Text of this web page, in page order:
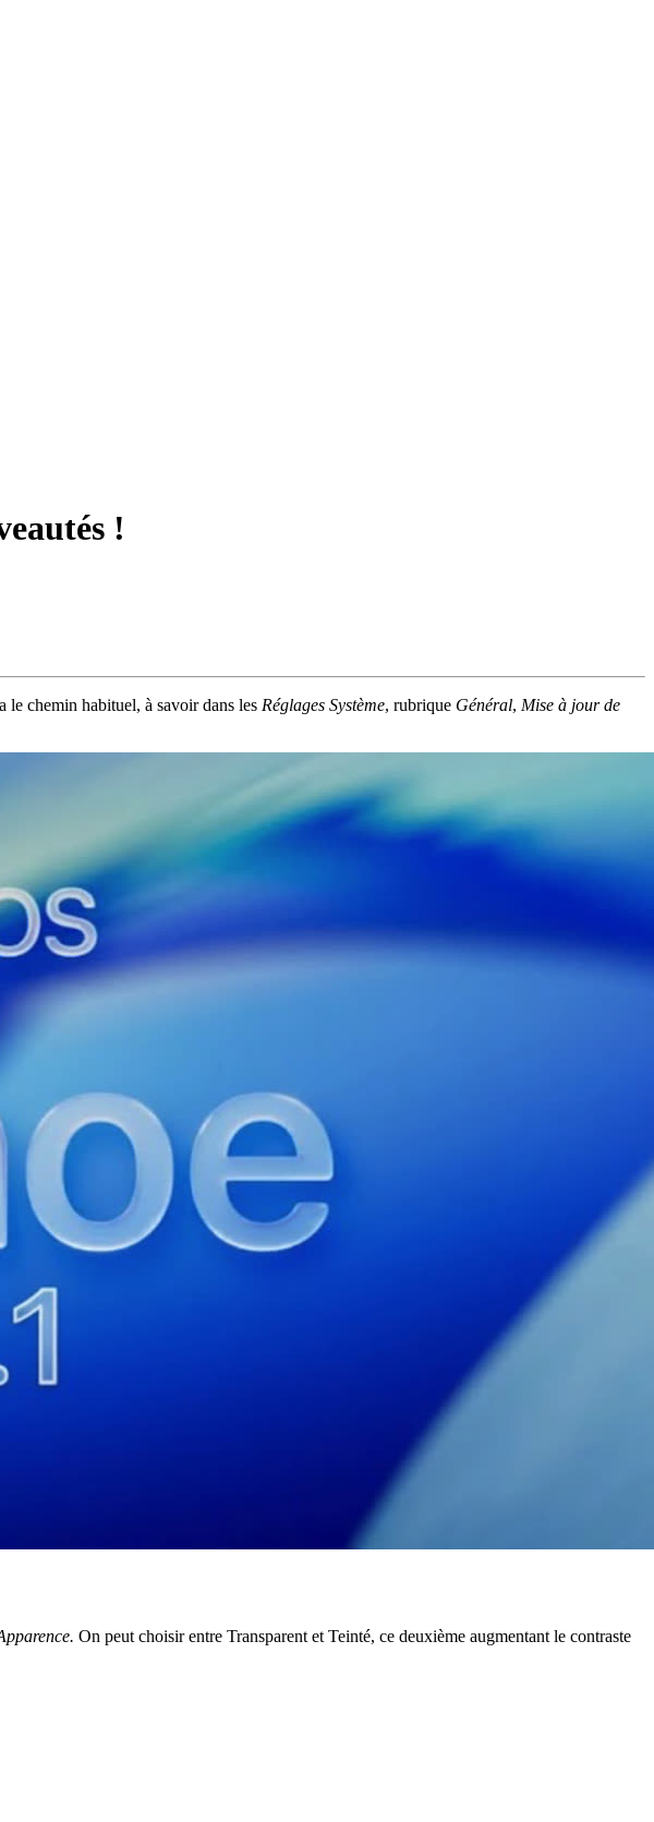
!
le chemin habituel, à savoir dans les Réglages Système, rubrique Général, Mise à jour de
On peut choisir entre Transparent et Teinté, ce deuxième augmentant le contraste